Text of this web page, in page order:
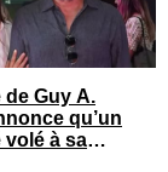
de Guy A.
qu’un
volé à sa